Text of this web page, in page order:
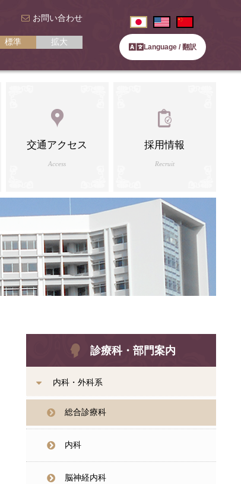
お問い合わせ
標準 拡大
Language / 翻訳
交通アクセス
Access
採用情報
Recruit
診療科・部門案内
内科・外科系
総合診療科
内科
脳神経内科